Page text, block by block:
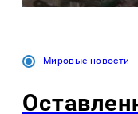
Мировые новости